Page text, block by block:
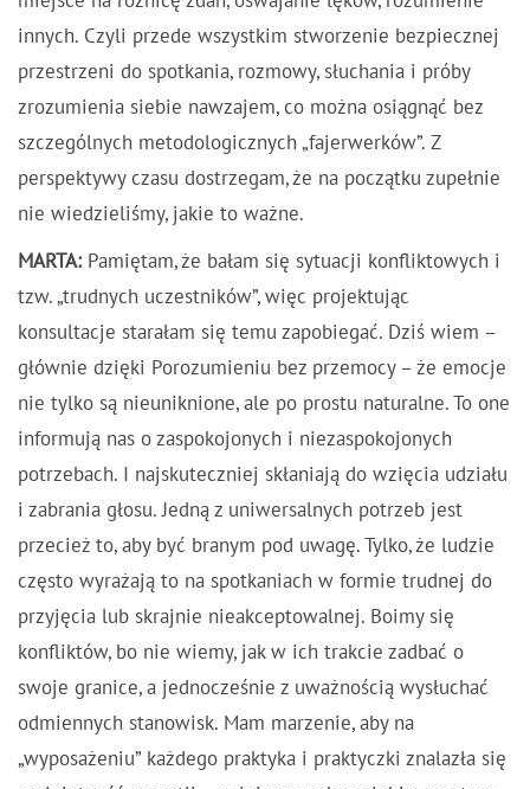
innych. Czyli przede wszystkim stworzenie bezpiecznej
przestrzeni do spotkania, rozmowy, słuchania i próby
zrozumienia siebie nawzajem, co można osiągnąć bez
szczególnych metodologicznych „fajerwerków”. Z
perspektywy czasu dostrzegam, że na początku zupełnie
nie wiedzieliśmy, jakie to ważne.
MARTA:Pamiętam, że bałam się sytuacji konfliktowych i
tzw. „trudnych uczestników”, więc projektując
konsultacje starałam się temu zapobiegać. Dziś wiem –
głównie dzięki Porozumieniu bez przemocy – że emocje
nie tylko są nieuniknione, ale po prostu naturalne. To one
informują nas o zaspokojonych i niezaspokojonych
potrzebach. I najskuteczniej skłaniają do wzięcia udziału
i zabrania głosu. Jedną z uniwersalnych potrzeb jest
przecież to, aby być branym pod uwagę. Tylko, że ludzie
często wyrażają to na spotkaniach w formie trudnej do
przyjęcia lub skrajnie nieakceptowalnej. Boimy się
konfliktów, bo nie wiemy, jak w ich trakcie zadbać o
swoje granice, a jednocześnie z uważnością wysłuchać
odmiennych stanowisk. Mam marzenie, aby na
„wyposażeniu” każdego praktyka i praktyczki znalazła się